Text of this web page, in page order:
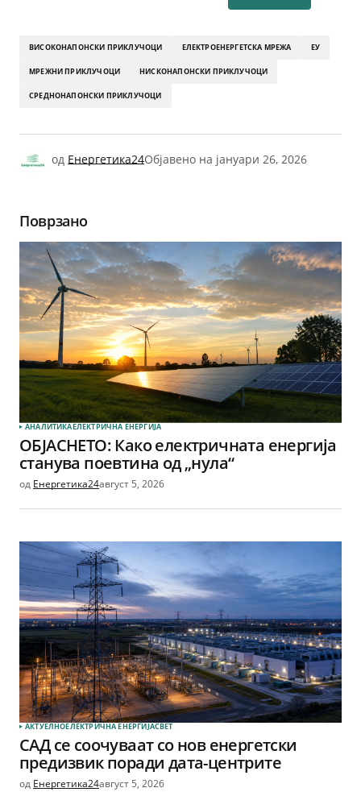
ВИСОКОНАПОНСКИ ПРИКЛУЧОЦИ ЕЛЕКТРОЕНЕРГЕТСКА МРЕЖА ЕУ
МРЕЖНИ ПРИКЛУЧОЦИ НИСКОНАПОНСКИ ПРИКЛУЧОЦИ
СРЕДНОНАПОНСКИ ПРИКЛУЧОЦИ
од Енергетика24Објавено на јануари 26, 2026
Поврзано
АНАЛИТИКАЕЛЕКТРИЧНА ЕНЕРГИЈА
ОБЈАСНЕТО: Како електричната енергија
станува поевтина од „нула“
од Енергетика24август 5, 2026
АКТУЕЛНОЕЛЕКТРИЧНА ЕНЕРГИЈАСВЕТ
САД се соочуваат со нов енергетски
предизвик поради дата-центрите
од Енергетика24август 5, 2026